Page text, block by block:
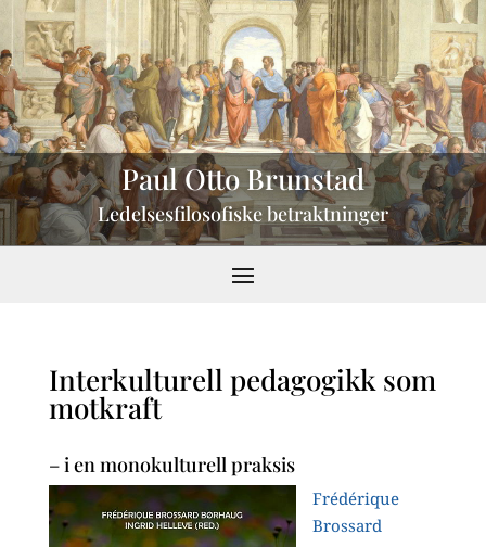
Paul Otto Brunstad
Ledelsesfilosofiske betraktninger
Interkulturell pedagogikk som
motkraft
– i en monokulturell praksis
Frédérique
Brossard